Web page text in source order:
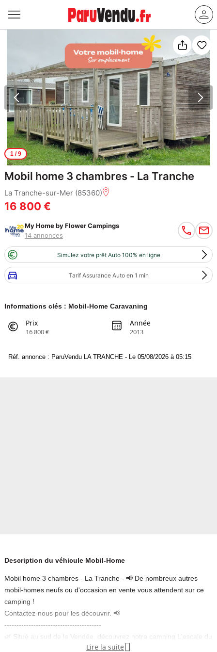
1/ 9
Mobil home 3 chambres - La Tranche
La Tranche-sur-Mer (85360)
16 800 €
My Home by Flower Campings
14 annonces
Simulez votre prêt Auto 100% en ligne
Tarif Assurance Auto en 1 min
Informations clés : Mobil-Home Caravaning
Prix
16 800 €
Année
2013
Réf. annonce : ParuVendu LA TRANCHE - Le 05/08/2026 à 05:15
Description du véhicule Mobil-Home
Mobil home 3 chambres - La Tranche - 📢 De nombreux autres
mobil-homes neufs ou d'occasion en vente vous attendent sur ce
camping !
Contactez-nous pour les découvrir. 📢
----------------------------------------
🌿 Situé au sud de la Vendée, découvrez notre camping L'escale du
Perthuis à La Tranche sur mer.Lire la suite 